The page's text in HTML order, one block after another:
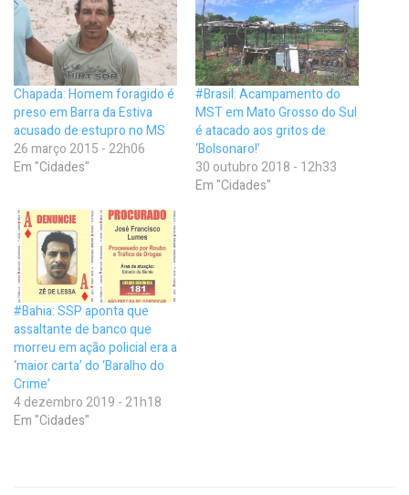
Chapada: Homem foragido é
preso em Barra da Estiva
acusado de estupro no MS
26 março 2015 - 22h06
Em "Cidades"
#Brasil: Acampamento do
MST em Mato Grosso do Sul
é atacado aos gritos de
‘Bolsonaro!’
30 outubro 2018 - 12h33
Em "Cidades"
#Bahia: SSP aponta que
assaltante de banco que
morreu em ação policial era a
‘maior carta’ do ‘Baralho do
Crime’
4 dezembro 2019 - 21h18
Em "Cidades"